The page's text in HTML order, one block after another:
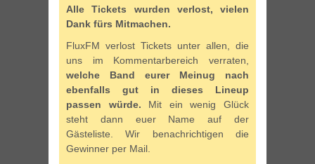
Alle Tickets wurden verlost, vielen
Dank fürs Mitmachen.
FluxFM verlost Tickets unter allen, die
uns im Kommentarbereich verraten,
welche Band eurer Meinug nach
ebenfalls gut in dieses Lineup
passen würde. Mit ein wenig Glück
steht dann euer Name auf der
Gästeliste. Wir benachrichtigen die
Gewinner per Mail.